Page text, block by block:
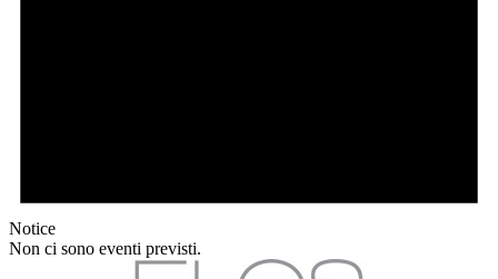
Notice
Non ci sono eventi previsti.